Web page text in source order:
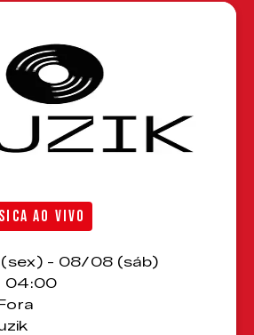
AO VIVO
- 08/08 (sáb)
04:00